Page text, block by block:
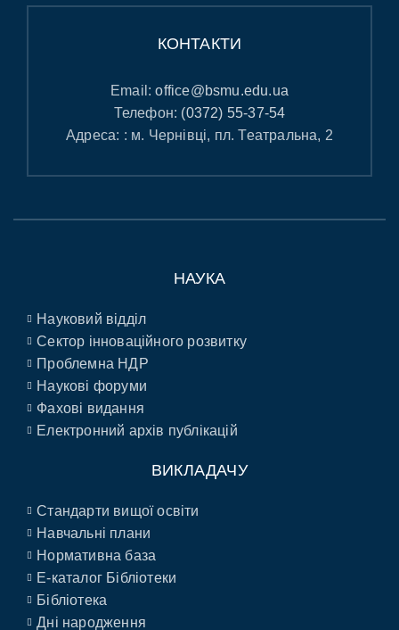
КОНТАКТИ
Email:office@bsmu.edu.ua
Телефон: (0372) 55-37-54
Адреса: : м. Чернівці, пл. Театральна, 2
НАУКА
Науковий відділ
Сектор інноваційного розвитку
Проблемна НДР
Наукові форуми
Фахові видання
Електронний архів публікацій
ВИКЛАДАЧУ
Стандарти вищої освіти
Навчальні плани
Нормативна база
E-каталог Бібліотеки
Бібліотека
Дні народження